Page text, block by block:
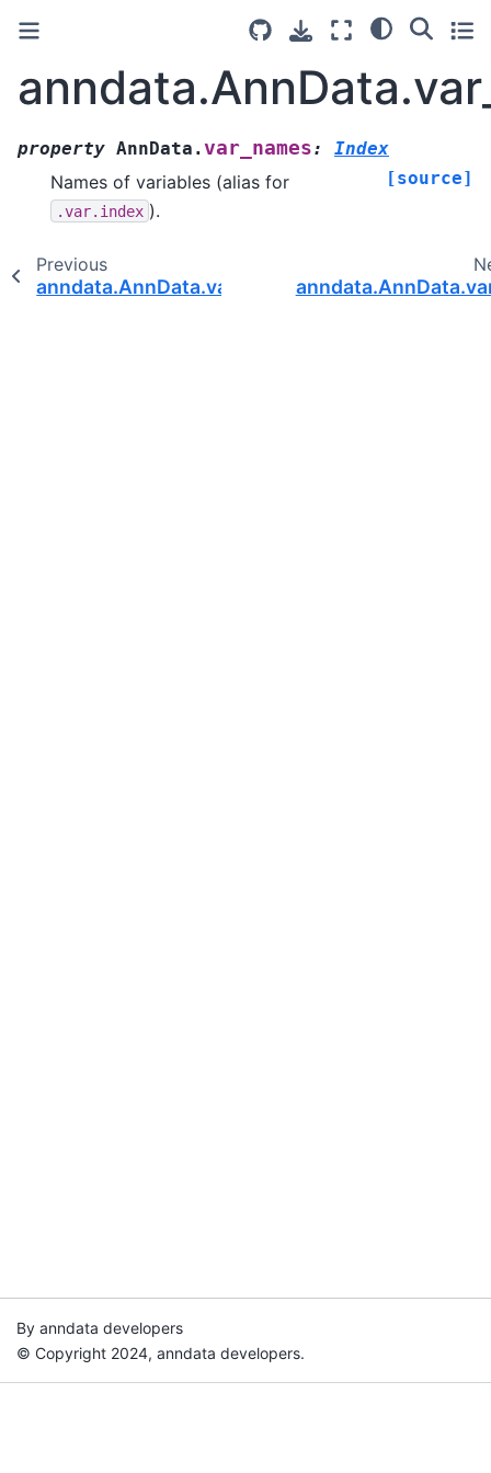
property AnnData.var_names:
Index
[source]
Names of variables (alias for
.var.index ).
Previous
anndata.AnnData.var
By anndata developers
© Copyright 2024, anndata developers.